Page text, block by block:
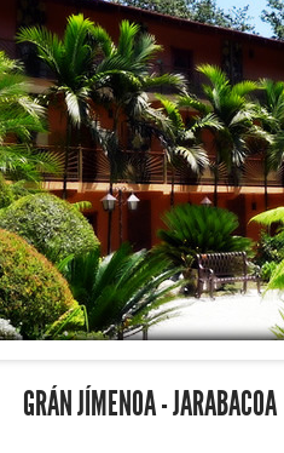
GRÁN JÍMENOA - JARABACOA